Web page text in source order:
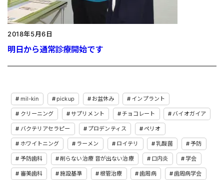
2018年5月6日
明日から通常診療開始です
mil-kin pickup お盆休み インプラント
クリーニング サプリメント チョコレート バイオガイア
バクテリアセラピー プロデンティス ペリオ
ホワイトニング ラーメン ロイテリ 乳酸菌 予防
予防歯科 削らない治療 音が出ない治療 口内炎 学会
審美歯科 施設基準 根管治療 歯周病 歯周病学会